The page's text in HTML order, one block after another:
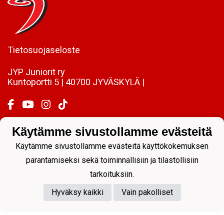
Tietosuojaseloste
JYP Juniorit ry
Kuntoportti 5 | 40700 JYVÄSKYLÄ |
Powered by
Käytämme sivustollamme evästeitä
Käytämme sivustollamme evästeitä käyttökokemuksen
parantamiseksi sekä toiminnallisiin ja tilastollisiin
tarkoituksiin.
Hyväksy kaikki
Vain pakolliset